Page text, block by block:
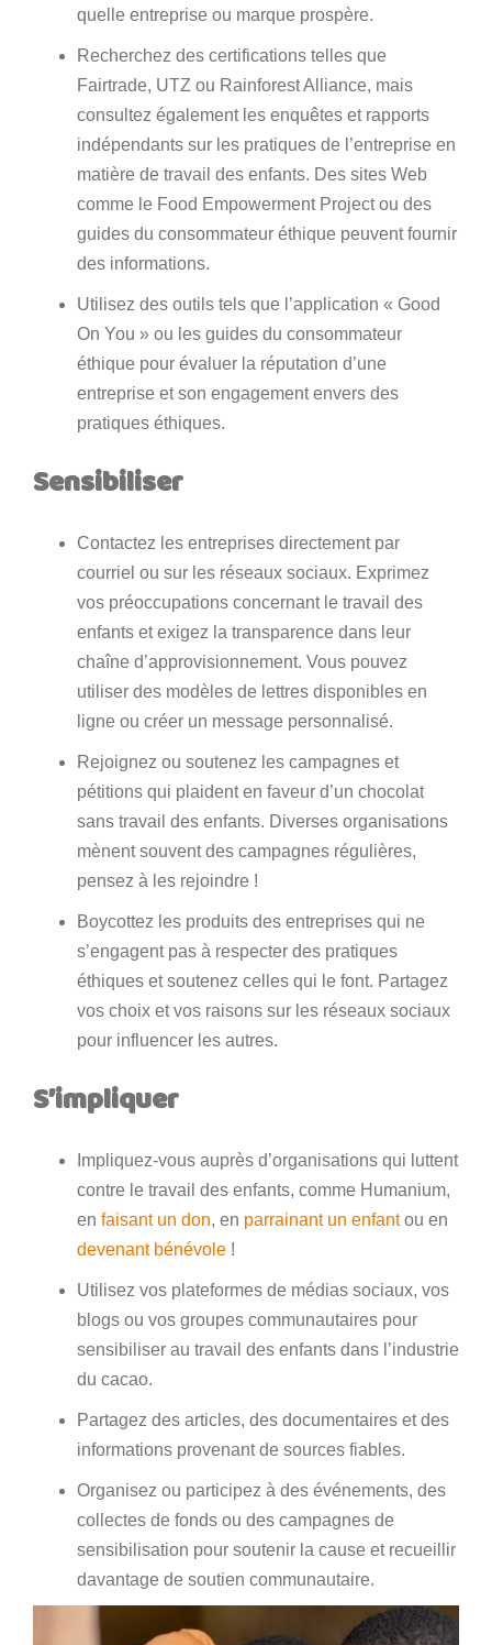
quelle entreprise ou marque prospère.
Recherchez des certifications telles que
Fairtrade, UTZ ou Rainforest Alliance, mais
consultez également les enquêtes et rapports
indépendants sur les pratiques de l’entreprise en
matière de travail des enfants. Des sites Web
comme le Food Empowerment Project ou des
guides du consommateur éthique peuvent fournir
des informations.
Utilisez des outils tels que l’application « Good
On You » ou les guides du consommateur
éthique pour évaluer la réputation d’une
entreprise et son engagement envers des
pratiques éthiques.
Sensibiliser
Contactez les entreprises directement par
courriel ou sur les réseaux sociaux. Exprimez
vos préoccupations concernant le travail des
enfants et exigez la transparence dans leur
chaîne d’approvisionnement. Vous pouvez
utiliser des modèles de lettres disponibles en
ligne ou créer un message personnalisé.
Rejoignez ou soutenez les campagnes et
pétitions qui plaident en faveur d’un chocolat
sans travail des enfants. Diverses organisations
mènent souvent des campagnes régulières,
pensez à les rejoindre !
Boycottez les produits des entreprises qui ne
s’engagent pas à respecter des pratiques
éthiques et soutenez celles qui le font. Partagez
vos choix et vos raisons sur les réseaux sociaux
pour influencer les autres.
S’impliquer
Impliquez-vous auprès d’organisations qui luttent
contre le travail des enfants, comme Humanium,
en faisant un don, en parrainant un enfantou en
devenant bénévole !
Utilisez vos plateformes de médias sociaux, vos
blogs ou vos groupes communautaires pour
sensibiliser au travail des enfants dans l’industrie
du cacao.
Partagez des articles, des documentaires et des
informations provenant de sources fiables.
Organisez ou participez à des événements, des
collectes de fonds ou des campagnes de
sensibilisation pour soutenir la cause et recueillir
davantage de soutien communautaire.